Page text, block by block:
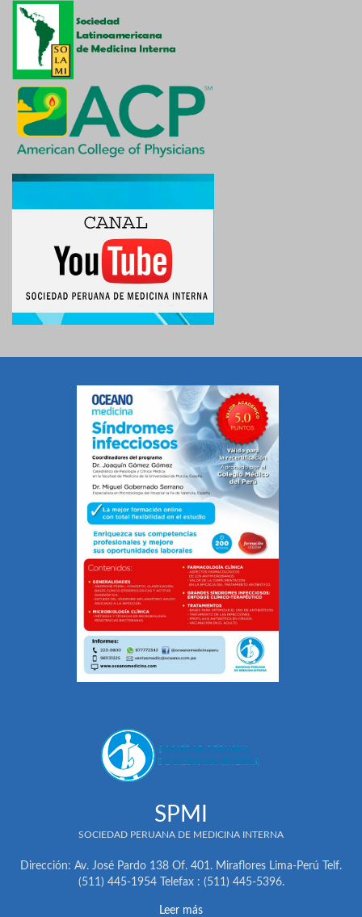
SPMI
SOCIEDAD PERUANA DE MEDICINA INTERNA
Dirección: Av. José Pardo 138 Of. 401. Miraflores Lima-Perú Telf.
(511) 445-1954 Telefax : (511) 445-5396.
Leer más